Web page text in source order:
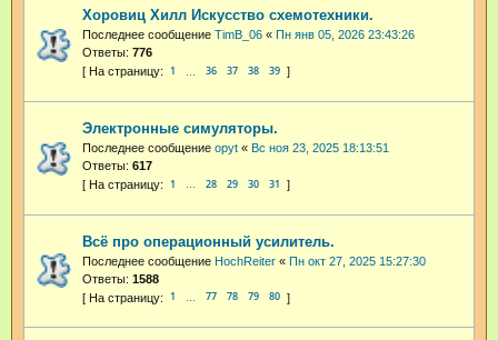
Хоровиц Хилл Искусство схемотехники.
Последнее сообщение TimB_06 « Пн янв 05, 2026 23:43:26
Ответы: 776
1 36 37 38 39
Электронные симуляторы.
Последнее сообщение opyt « Вс ноя 23, 2025 18:13:51
Ответы: 617
1 … 28 29 30 31
Всё про операционный усилитель.
Последнее сообщение HochReiter « Пн окт 27, 2025 15:27:30
Ответы: 1588
1 77 78 79 80